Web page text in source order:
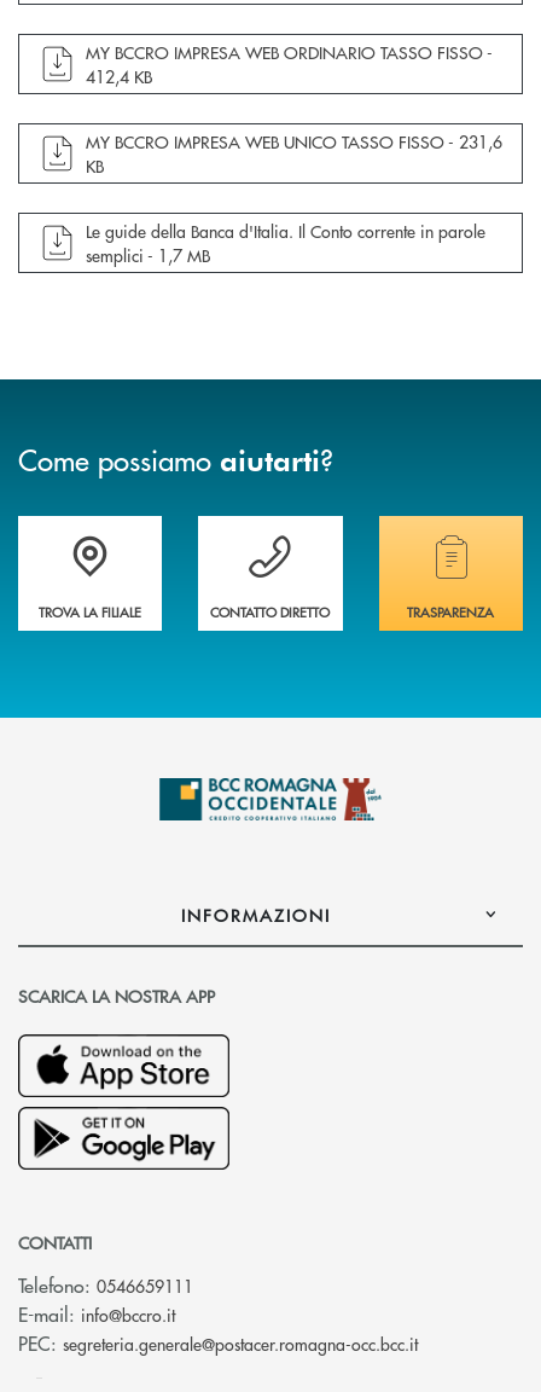
apre documento in una nuova finestra
MY BCCRO IMPRESA WEB ORDINARIO TASSO FISSO -
412,4 KB
apre documento in una nuova finestra
MY BCCRO IMPRESA WEB UNICO TASSO FISSO - 231,6
KB
apre documento in una nuova finestra
Le guide della Banca d'Italia. Il Conto corrente in parole
semplici - 1,7 MB
Come possiamo aiutarti?
Accedi all' elenco completo delle filiali della banca.
TROVA LA FILIALE
Hai bisogno di assistenza immediata?
CONTATTO DIRETTO
Hai bisogno di
TRASPARENZA
INFORMAZIONI
SCARICA LA NOSTRA APP
CONTATTI
Telefono: 0546659111
E-mail: info@bccro.it(si apre l’app di posta elettronica)
PEC: segreteria.generale@postacer.romagna-occ.bcc.it(si apre l’app